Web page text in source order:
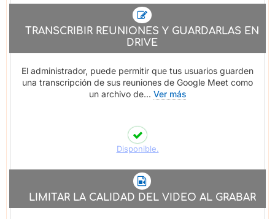
TRANSCRIBIR REUNIONES Y GUARDARLAS EN
DRIVE
El administrador, puede permitir que tus usuarios guarden
una transcripción de sus reuniones de Google Meet como
un archivo de... Ver más
Disponible.
LIMITAR LA CALIDAD DEL VIDEO AL GRABAR